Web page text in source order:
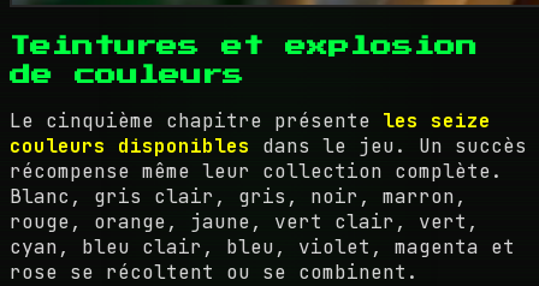
Teintures et explosion
de couleurs
Le cinquième chapitre présente les seize
couleurs disponibles dans le jeu. Un succès
récompense même leur collection complète.
Blanc, gris clair, gris, noir, marron,
rouge, orange, jaune, vert clair, vert,
cyan, bleu clair, bleu, violet, magenta et
rose se récoltent ou se combinent.